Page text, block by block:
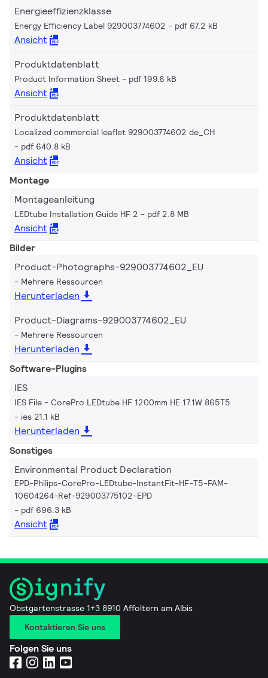
Energieeffizienzklasse
Energy Efficiency Label 929003774602 pdf 67.2 kB
Ansicht
Produktdatenblatt
Product Information Sheet pdf 199.6 kB
Ansicht
Produktdatenblatt
Localized commercial leaflet 929003774602 de_CH
pdf 640.8 kB
Ansicht
Montage
Montageanleitung
LEDtube Installation Guide HF 2 pdf 2.8 MB
Ansicht
Bilder
Product-Photographs-929003774602_EU
Mehrere Ressourcen
Herunterladen
Product-Diagrams-929003774602_EU
Mehrere Ressourcen
Herunterladen
Software-Plugins
IES
IES File - CorePro LEDtube HF 1200mm HE 17.1W 865T5
ies 21.1 kB
Herunterladen
Sonstiges
Environmental Product Declaration
EPD-Philips-CorePro-LEDtube-InstantFit-HF-T5-FAM-
10604264-Ref-929003775102-EPD
pdf 696.3 kB
Ansicht
Obstgartenstrasse 1+3 8910 Affoltern am Albis
Kontaktieren Sie uns
Folgen Sie uns